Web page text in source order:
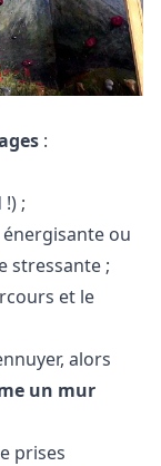
:
;
ou
stressante ;
et le
alors
un mur
prises